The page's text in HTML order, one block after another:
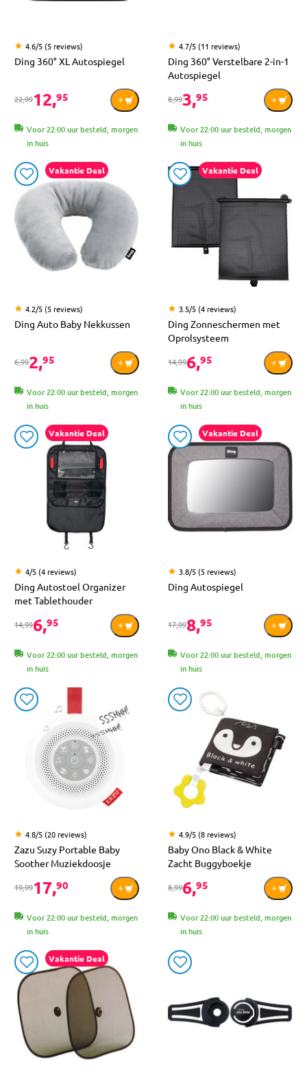
4.6/5 (5 reviews)
Ding 360° XL Autospiegel
22,9912,95
Voor 22:00 uur besteld, morgen
in huis
4.7/5 (11 reviews)
Ding 360° Verstelbare 2-in-1
Autospiegel
8,993,95
Voor 22:00 uur besteld, morgen
in huis
Vakantie Deal
4.2/5 (5 reviews)
Ding Auto Baby Nekkussen
6,992,95
Voor 22:00 uur besteld, morgen
in huis
Vakantie Deal
3.5/5 (4 reviews)
Ding Zonneschermen met
Oprolsysteem
14,996,95
Voor 22:00 uur besteld, morgen
in huis
Vakantie Deal
4/5 (4 reviews)
Ding Autostoel Organizer
met Tablethouder
14,996,95
Voor 22:00 uur besteld, morgen
in huis
Vakantie Deal
3.8/5 (5 reviews)
Ding Autospiegel
17,998,95
Voor 22:00 uur besteld, morgen
in huis
4.8/5 (20 reviews)
Zazu Suzy Portable Baby
Soother Muziekdoosje
19,9917,90
Voor 22:00 uur besteld, morgen
in huis
4.9/5 (8 reviews)
Baby Ono Black & White
Zacht Buggyboekje
8,996,95
Voor 22:00 uur besteld, morgen
in huis
Vakantie Deal